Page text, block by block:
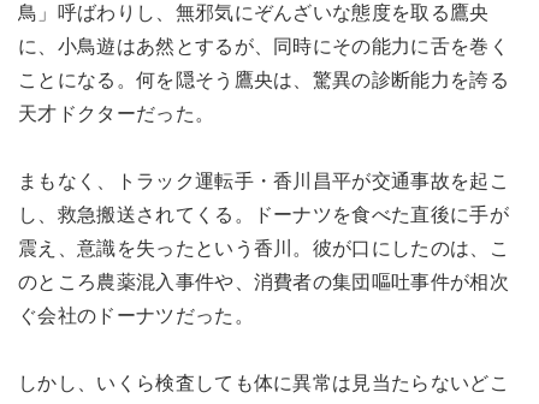
鳥」呼ばわりし、無邪気にぞんざいな態度を取る鷹央
に、小鳥遊はあ然とするが、同時にその能力に舌を巻く
ことになる。何を隠そう鷹央は、驚異の診断能力を誇る
天才ドクターだった。
まもなく、トラック運転手・香川昌平が交通事故を起こ
し、救急搬送されてくる。ドーナツを食べた直後に手が
震え、意識を失ったという香川。彼が口にしたのは、こ
のところ農薬混入事件や、消費者の集団嘔吐事件が相次
ぐ会社のドーナツだった。
しかし、いくら検査しても体に異常は見当たらないどこ